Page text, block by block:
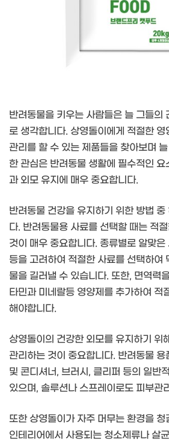
반려동물을 키우는 사람들은 늘 그들의
로 생각합니다. 상영돌이에게 적절한
관리를 할 수 있는 제품들을 찾아보며
한 관심은 반려동물 생활에 필수적인
과 외모 유지에 매우 중요합니다.
반려동물 건강을 유지하기 위한 방법 중
다. 반려동물용 사료를 선택할 때는 적
것이 매우 중요합니다. 종류별로 알맞
등을 고려하여 적절한 사료를 선택하여
물을 길러낼 수 있습니다. 또한, 면역력
타민과 미네랄등 영양제를 추가하여 적
해야합니다.
상영돌이의 건강한 외모를 유지하기 위
관리하는 것이 중요합니다. 반려동물
및 콘디셔너, 브러시, 클리퍼 등의 일반
있으며, 솔루션나 스프레이로도 피부관
또한 상영돌이가 자주 머무는 환경을
인테리어에서 사용되는 청소제류나 살